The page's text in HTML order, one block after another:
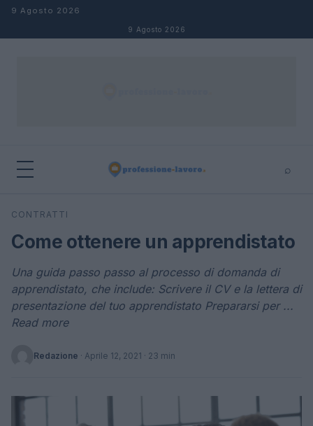
Salta al contenuto
9 Agosto 2026
9 Agosto 2026
⌕
Cerca
CONTRATTI
Come ottenere un apprendistato
Una guida passo passo al processo di domanda di
apprendistato, che include: Scrivere il CV e la lettera di
presentazione del tuo apprendistato Prepararsi per ...
Read more
Redazione · Aprile 12, 2021 · 23 min